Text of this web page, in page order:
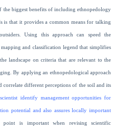
the biggest benefits of including ethnopedology
is that it provides a common means for talking
Using this approach can speed the
and classification legend that simplifies
landscape on criteria that are relevant to the
By applying an ethnopedological approach
correlate different perceptions of the soil and its
identify management opportunities for
potential and also assures locally important
point is important when revising scientific